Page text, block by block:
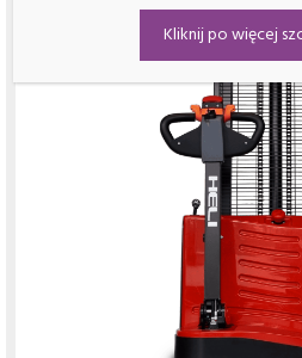
Kliknij po więcej